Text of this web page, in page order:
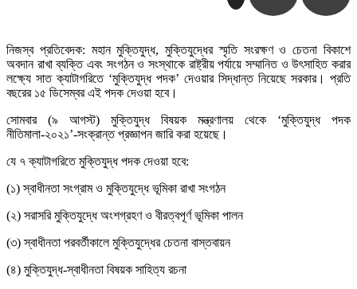
নিজস্ব প্রতিবেদক: মহান মুক্তিযুদ্ধ, মুক্তিযুদ্ধের স্মৃতি সংরক্ষণ ও চেতনা বিকাশে
অবদান রাখা ব্যক্তি এবং সংগঠন ও সংস্থাকে রাষ্ট্রীয় পর্যায়ে সম্মানিত ও উৎসাহিত করার
লক্ষ্যে সাত ক্যাটাগরিতে ‘মুক্তিযুদ্ধ পদক’ দেওয়ার সিদ্ধান্ত নিয়েছে সরকার। প্রতি
বছরের ১৫ ডিসেম্বর এই পদক দেওয়া হবে।
সোমবার (৯ আগস্ট) মুক্তিযুদ্ধ বিষয়ক মন্ত্রণালয় থেকে ‘মুক্তিযুদ্ধ পদক
নীতিমালা-২০২১’-সংক্রান্ত প্রজ্ঞাপন জারি করা হয়েছে।
যে ৭ ক্যাটাগরিতে মুক্তিযুদ্ধ পদক দেওয়া হবে:
(১) স্বাধীনতা সংগ্রাম ও মুক্তিযুদ্ধে ভূমিকা রাখা সংগঠন
(২) সরাসরি মুক্তিযুদ্ধে অংশগ্রহণ ও বীরত্বপূর্ণ ভূমিকা পালন
(৩) স্বাধীনতা পরবর্তীকালে মুক্তিযুদ্ধের চেতনা বাস্তবায়ন
(৪) মুক্তিযুদ্ধ-স্বাধীনতা বিষয়ক সাহিত্য রচনা